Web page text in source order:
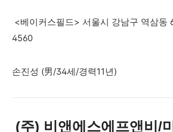
<베이커스필드> 서울시 강남구 역삼동
4560
손진성 (男/34세/경력11년)